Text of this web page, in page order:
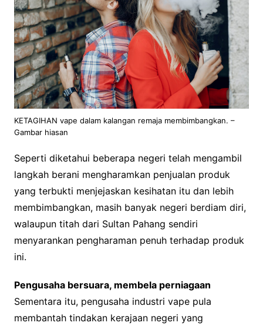
KETAGIHAN vape dalam kalangan remaja membimbangkan. –
Gambar hiasan
Seperti diketahui beberapa negeri telah mengambil
langkah berani mengharamkan penjualan produk
yang terbukti menjejaskan kesihatan itu dan lebih
membimbangkan, masih banyak negeri berdiam diri,
walaupun titah dari Sultan Pahang sendiri
menyarankan pengharaman penuh terhadap produk
ini.
Pengusaha bersuara, membela perniagaan
Sementara itu, pengusaha industri vape pula
membantah tindakan kerajaan negeri yang